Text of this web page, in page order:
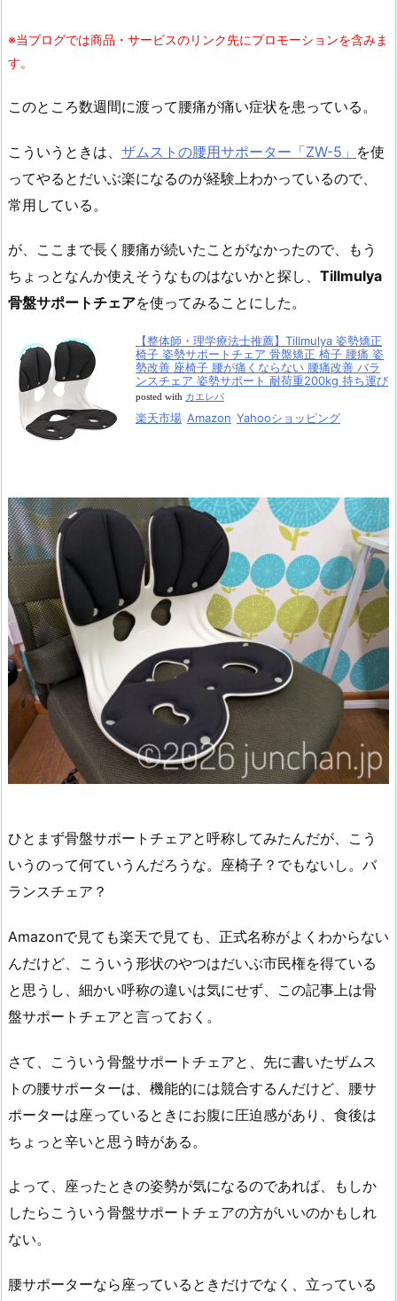
※当ブログでは商品・サービスのリンク先にプロモーションを含みま
す。
このところ数週間に渡って腰痛が痛い症状を患っている。
こういうときは、 ザムストの腰用サポーター「ZW-5」 を使
ってやるとだいぶ楽になるのが経験上わかっているので、
常用している。
が、ここまで長く腰痛が続いたことがなかったので、もう
ちょっとなんか使えそうなものはないかと探し、 Tillmulya
骨盤サポートチェアを使ってみることにした。
【整体師・理学療法士推薦】Tillmulya 姿勢矯正
椅子 姿勢サポートチェア 骨盤矯正 椅子 腰痛 姿
勢改善 座椅子 腰が痛くならない 腰痛改善 バラ
ンスチェア 姿勢サポート 耐荷重200kg 持ち運び
posted with カエレバ
楽天市場 Amazon Yahooショッピング
ひとまず骨盤サポートチェアと呼称してみたんだが、こう
いうのって何ていうんだろうな。座椅子？でもないし。バ
ランスチェア？
Amazonで見ても楽天で見ても、正式名称がよくわからない
んだけど、こういう形状のやつはだいぶ市民権を得ている
と思うし、細かい呼称の違いは気にせず、この記事上は骨
盤サポートチェアと言っておく。
さて、こういう骨盤サポートチェアと、先に書いたザムス
トの腰サポーターは、機能的には競合するんだけど、腰サ
ポーターは座っているときにお腹に圧迫感があり、食後は
ちょっと辛いと思う時がある。
よって、座ったときの姿勢が気になるのであれば、もしか
したらこういう骨盤サポートチェアの方がいいのかもしれ
ない。
腰サポーターなら座っているときだけでなく、立っている